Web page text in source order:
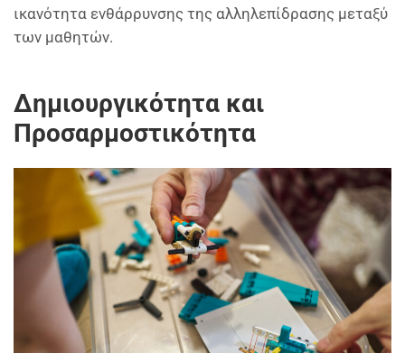
ικανότητα ενθάρρυνσης της αλληλεπίδρασης μεταξύ
των μαθητών.
Δημιουργικότητα και
Προσαρμοστικότητα